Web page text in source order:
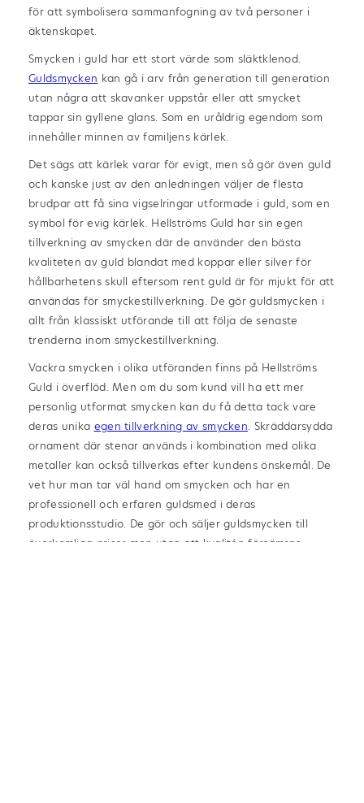
för att symbolisera sammanfogning av två personer i
äktenskapet.
Smycken i guld har ett stort värde som släktklenod.
Guldsmycken kan gå i arv från generation till generation
utan några att skavanker uppstår eller att smycket
tappar sin gyllene glans. Som en uråldrig egendom som
innehåller minnen av familjens kärlek.
Det sägs att kärlek varar för evigt, men så gör även guld
och kanske just av den anledningen väljer de flesta
brudpar att få sina vigselringar utformade i guld, som en
symbol för evig kärlek. Hellströms Guld har sin egen
tillverkning av smycken där de använder den bästa
kvaliteten av guld blandat med koppar eller silver för
hållbarhetens skull eftersom rent guld är för mjukt för att
användas för smyckestillverkning. De gör guldsmycken i
allt från klassiskt utförande till att följa de senaste
trenderna inom smyckestillverkning.
Vackra smycken i olika utföranden finns på Hellströms
Guld i överflöd. Men om du som kund vill ha ett mer
personlig utformat smycken kan du få detta tack vare
deras unika egen tillverkning av smycken. Skräddarsydda
ornament där stenar används i kombination med olika
metaller kan också tillverkas efter kundens önskemål. De
vet hur man tar väl hand om smycken och har en
professionell och erfaren guldsmed i deras
produktionsstudio. De gör och säljer guldsmycken till
överkomliga priser men utan att kvalitén försämras.